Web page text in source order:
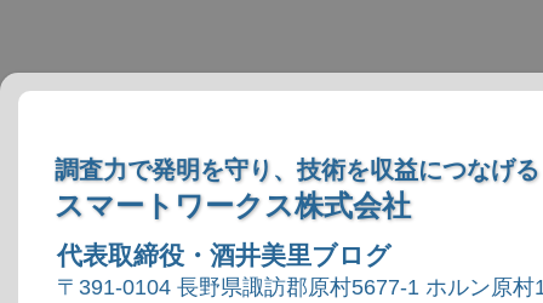
調査力で発明を守り、技術を収益につなげる
スマートワークス株式会社
代表取締役・酒井美里ブログ
〒391-0104 長野県諏訪郡原村5677-1 ホルン原村